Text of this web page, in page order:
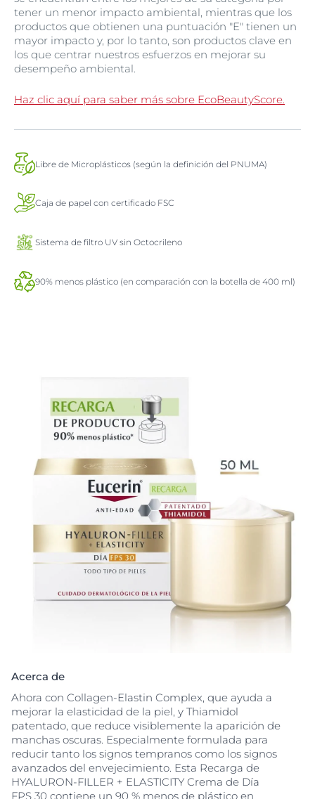
tener un menor impacto ambiental, mientras que los
productos que obtienen una puntuación "E" tienen un
mayor impacto y, por lo tanto, son productos clave en
los que centrar nuestros esfuerzos en mejorar su
desempeño ambiental.
Haz clic aquí para saber más sobre EcoBeautyScore.
Libre de Microplásticos (según la definición del PNUMA)
Caja de papel con certificado FSC
Sistema de filtro UV sin Octocrileno
90% menos plástico (en comparación con la botella de 400 ml)
Acerca de
Ahora con Collagen-Elastin Complex, que ayuda a
mejorar la elasticidad de la piel, y Thiamidol
patentado, que reduce visiblemente la aparición de
manchas oscuras. Especialmente formulada para
reducir tanto los signos tempranos como los signos
avanzados del envejecimiento. Esta Recarga de
HYALURON-FILLER + ELASTICITY Crema de Día
FPS 30 contiene un 90 % menos de plástico en